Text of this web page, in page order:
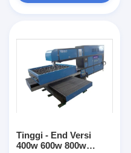
Tinggi - End Versi
400w 600w 800w